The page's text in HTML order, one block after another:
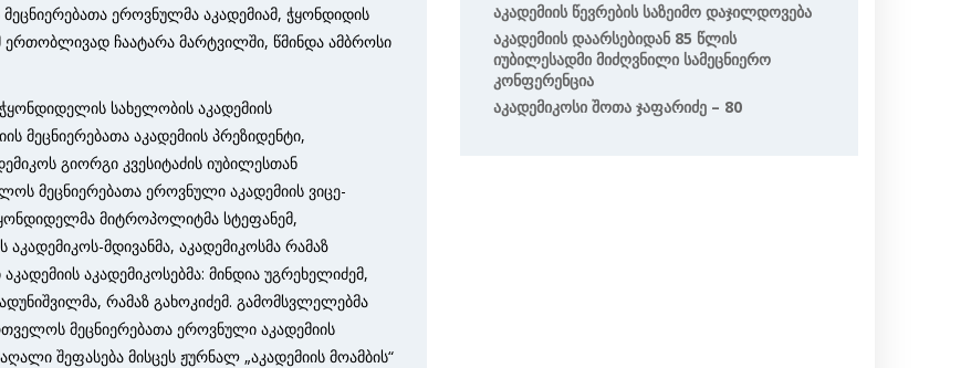
ეროვნულმა აკადემიამ, ჭყონდიდის
ერთობლივად ჩაატარა მარტვილში, წმინდა ამბროსი
სახელობის აკადემიის
აკადემიის პრეზიდენტი,
გიორგი კვესიტაძის იუბილესთან
მეცნიერებათა ეროვნული აკადემიის ვიცე-
მიტროპოლიტმა სტეფანემ,
მდივანმა, აკადემიკოსმა რამაზ
აკადემიკოსებმა: მინდია უგრეხელიძემ,
რამაზ გახოკიძემ. გამომსვლელებმა
მეცნიერებათა ეროვნული აკადემიის
შეფასება მისცეს ჟურნალ „აკადემიის მოამბის“
Აკადემიის Წევრების Საზეიმო Დაჯილდოვება
Აკადემიის Დაარსებიდან 85 Წლის
Იუბილესადმი Მიძღვნილი Სამეცნიერო
Კონფერენცია
Აკადემიკოსი Შოთა Ჯაფარიძე – 80